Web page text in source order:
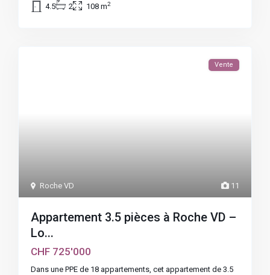
4.5 2 108 m2
11
Roche VD
Vente
Appartement 3.5 pièces à Roche VD –
Lo...
CHF 725'000
Dans une PPE de 18 appartements, cet appartement de 3.5